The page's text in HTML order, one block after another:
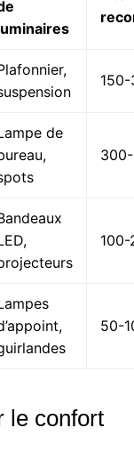
de
50-
le confort